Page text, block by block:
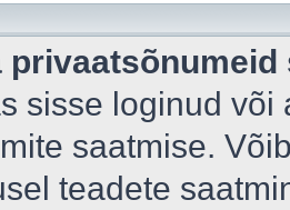
privaatsõnumeid
sisse loginud
saatmise.
teadete